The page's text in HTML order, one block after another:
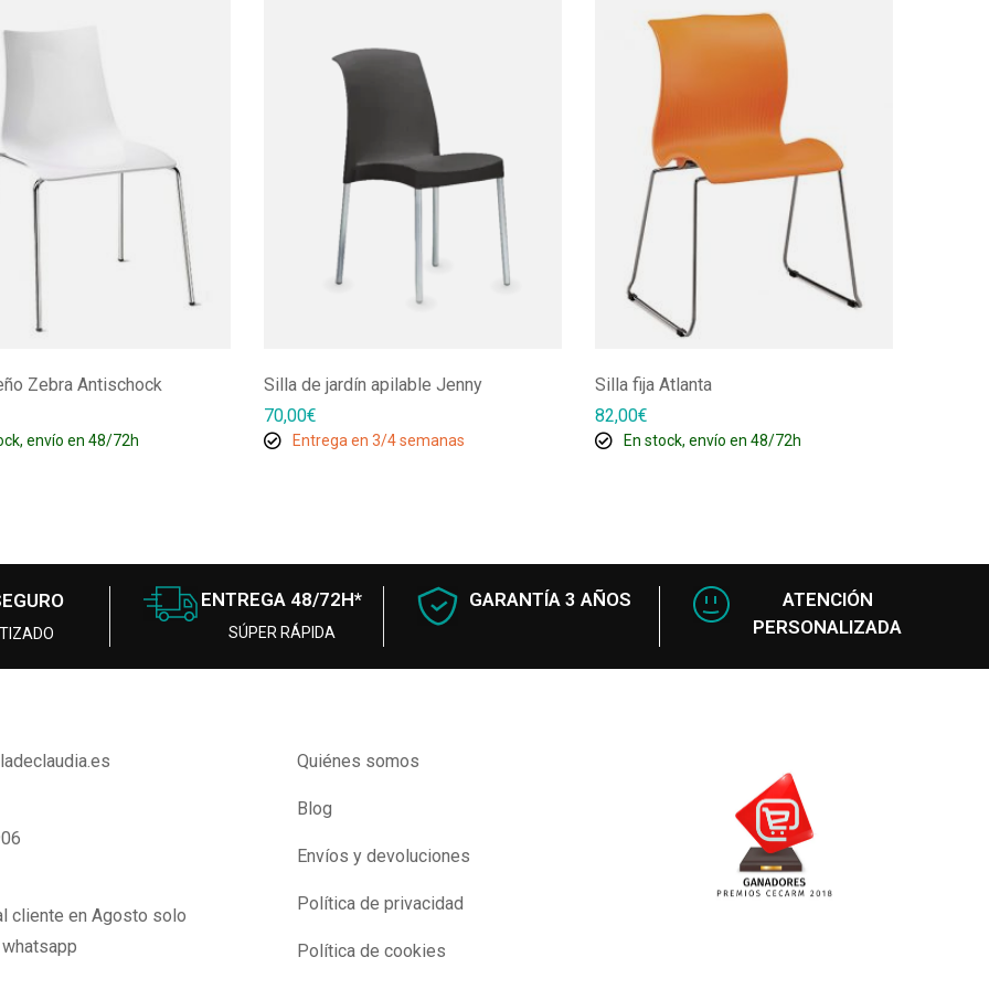
Zebra Antischock
envío en 48/72h
Silla de jardín apilable Jenny
70,00€
Entrega en 3/4 semanas
Silla fija Atlanta
82,00€
En stock, envío en 48/72h
ENTREGA 48/72H*
SÚPER RÁPIDA
GARANTÍA 3 AÑOS
ATENCIÓN
PERSONALIZADA
cliente en Agosto solo
Quiénes somos
Blog
Envíos y devoluciones
Política de privacidad
Política de cookies